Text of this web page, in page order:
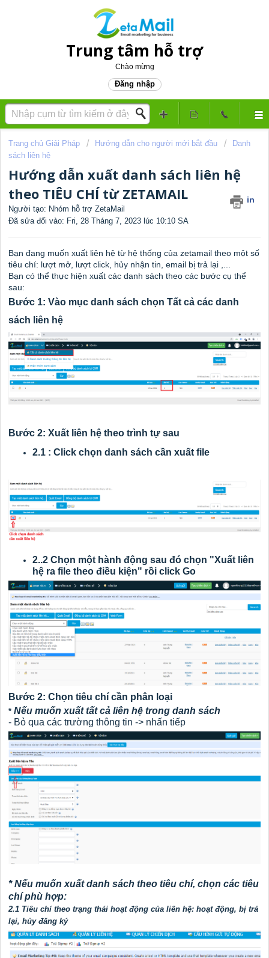
Trung tâm hỗ trợ
Chào mừng
Đăng nhập
Trang chủ Giải Pháp Hướng dẫn cho người mới bắt đầu
Danh
sách liên hệ
Hướng dẫn xuất danh sách liên hệ
theo TIÊU CHÍ từ ZETAMAIL
in
Người tạo: Nhóm hỗ trợ ZetaMail
Đã sửa đổi vào: Fri, 28 Tháng 7, 2023 lúc 10:10 SA
Bạn đang muốn xuất liên hệ từ hệ thống của zetamail theo một số
tiêu chí: lượt mở, lượt click, hủy nhận tin, email bị trả lại ,...
Bạn có thể thực hiện xuất các danh sách theo các bước cụ thể
sau:
Bước 1: Vào mục danh sách chọn Tất cả các danh
sách liên hệ
Bước 2: Xuất liên hệ theo trình tự sau
2.1 : Click chọn danh sách cần xuất file
2..2 Chọn một hành động sau đó chọn "Xuất liên
hệ ra file theo điều kiện" rồi click Go
Bước 2: Chọn tiêu chí cần phân loại
* Nếu muốn xuất tất cả liên hệ trong danh sách
- Bỏ qua các trường thông tin -> nhấn tiếp
*Nếu muốn xuất danh sách theo tiêu chí, chọn các tiêu
chí phù hợp:
2.1 Tiêu chí theo trạng thái hoạt động của liên hệ: hoạt động, bị trả
lại, hủy đăng ký